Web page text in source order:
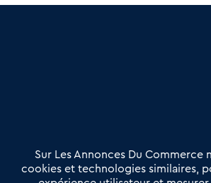
Offres Pro
Actualités
Qui sommes nous ?
Sur Les Annonces Du Commerce
cookies et technologies similaires,